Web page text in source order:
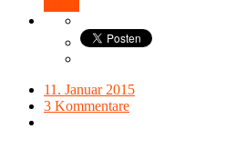
11. Januar 2015
3 Kommentare